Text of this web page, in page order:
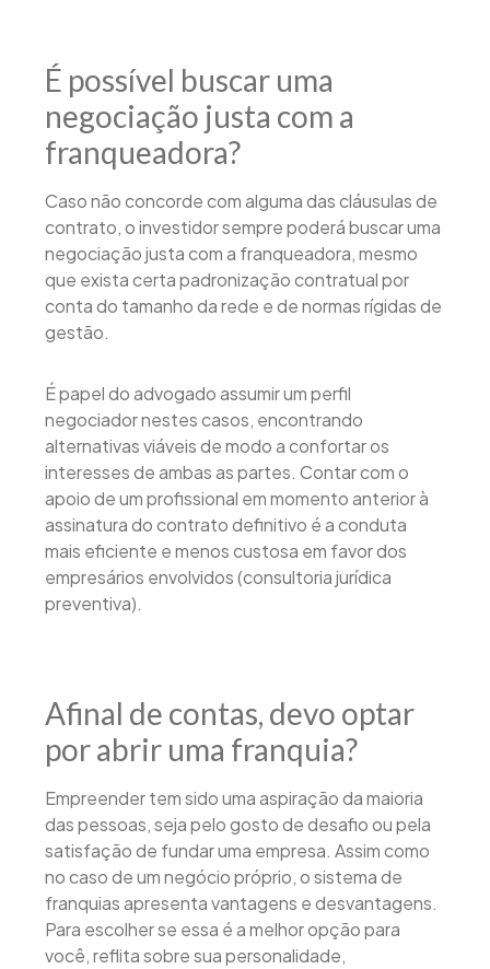
É possível buscar uma
negociação justa com a
franqueadora?
Caso não concorde com alguma das cláusulas de
contrato, o investidor sempre poderá buscar uma
negociação justa com a franqueadora, mesmo
que exista certa padronização contratual por
conta do tamanho da rede e de normas rígidas de
gestão.
É papel do advogado assumir um perfil
negociador nestes casos, encontrando
alternativas viáveis de modo a confortar os
interesses de ambas as partes. Contar com o
apoio de um profissional em momento anterior à
assinatura do contrato definitivo é a conduta
mais eficiente e menos custosa em favor dos
empresários envolvidos (consultoria jurídica
preventiva).
Afinal de contas, devo optar
por abrir uma franquia?
Empreender tem sido uma aspiração da maioria
das pessoas, seja pelo gosto de desafio ou pela
satisfação de fundar uma empresa. Assim como
no caso de um negócio próprio, o sistema de
franquias apresenta vantagens e desvantagens.
Para escolher se essa é a melhor opção para
você, reflita sobre sua personalidade,